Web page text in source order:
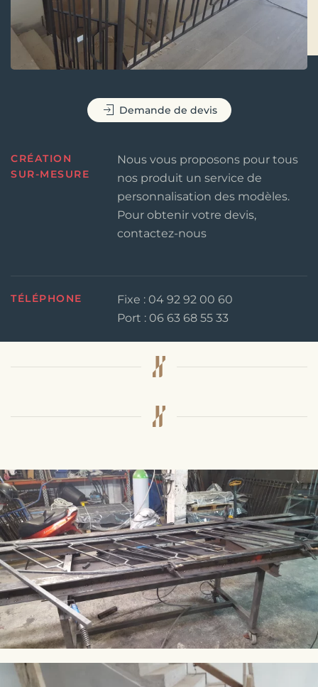
Demande de devis
CRÉATION
SUR-MESURE
Nous vous proposons pour tous
nos produit un service de
personnalisation des modèles.
Pour obtenir votre devis,
contactez-nous
TÉLÉPHONE
Fixe : 04 92 92 00 60
Port : 06 63 68 55 33